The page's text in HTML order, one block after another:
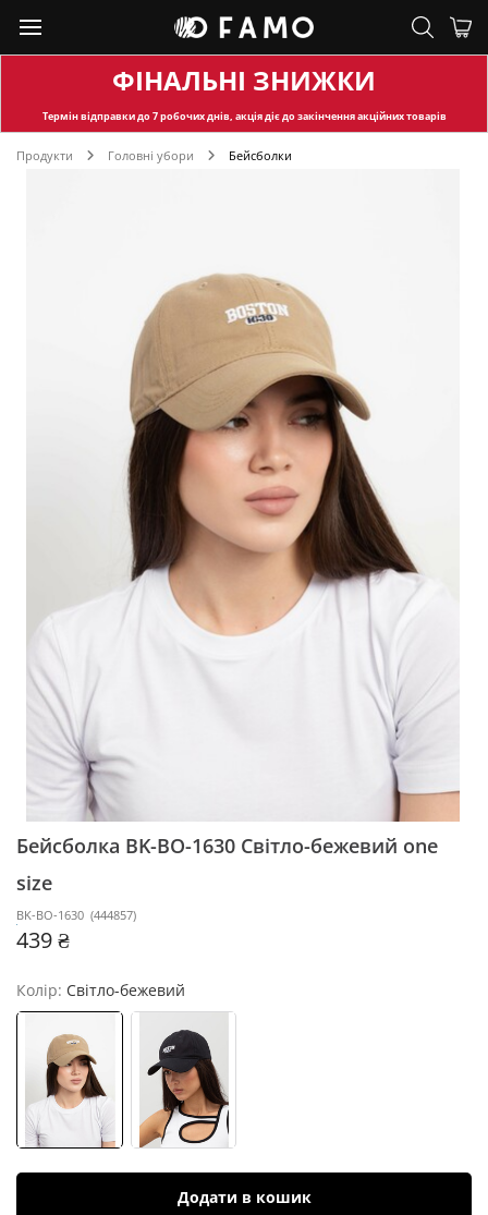
ФІНАЛЬНІ ЗНИЖКИ
Термін відправкидо 7 робочих днів, акція діє до закінчення акційних товарів
Продукти Головні убори Бейсболки
Бейсболка BK-BO-1630 Світло-бежевий one
size
BK-BO-1630 (444857)
439 ₴
Колір: Світло-бежевий
Додати в кошик